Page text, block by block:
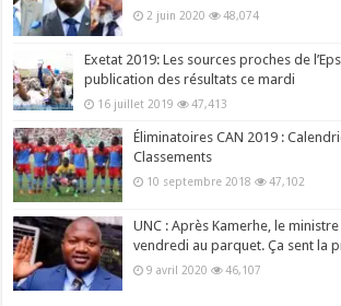
2 juin 2020 48,074
Exetat 2019: Les sources proches de
publication des résultats ce mardi
16 juillet 2019 47,413
Éliminatoires CAN 2019 :
Classements
10 septembre 2018 47,102
UNC : Après Kamerhe, le
vendredi au parquet. Ça sent la
9 avril 2020 46,107